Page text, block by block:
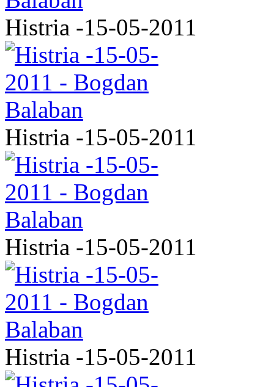
Histria -15-05-2011
Histria -15-05-2011
Histria -15-05-2011
Histria -15-05-2011